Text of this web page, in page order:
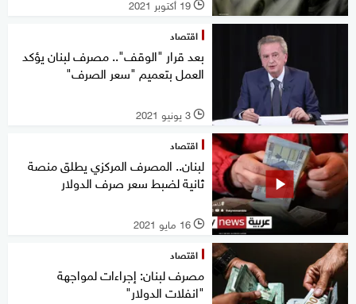
l 19 أكتوبر 2021
اقتصاد
بعد قرار "الوقف".. مصرف لبنان يؤكد
العمل بتعميم "سعر الصرف"
l 3 يونيو 2021
اقتصاد
لبنان.. المصرف المركزي يطلق منصة
ثانية لضبط سعر صرف الدولار
l 16 مايو 2021
اقتصاد
مصرف لبنان: إجراءات لمواجهة
"انفلات الدولار"